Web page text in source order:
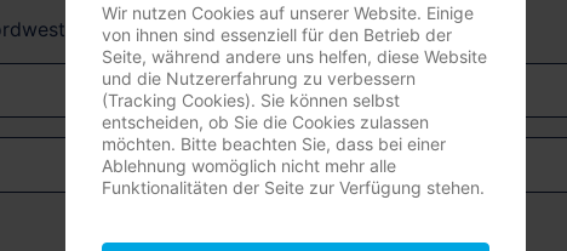
+ Südost)
Wir nutzen Cookies auf unserer Website. Einige
von ihnen sind essenziell für den Betrieb der
Seite, während andere uns helfen, diese Website
und die Nutzererfahrung zu verbessern
(Tracking Cookies). Sie können selbst
entscheiden, ob Sie die Cookies zulassen
möchten. Bitte beachten Sie, dass bei einer
Ablehnung womöglich nicht mehr alle
Funktionalitäten der Seite zur Verfügung stehen.